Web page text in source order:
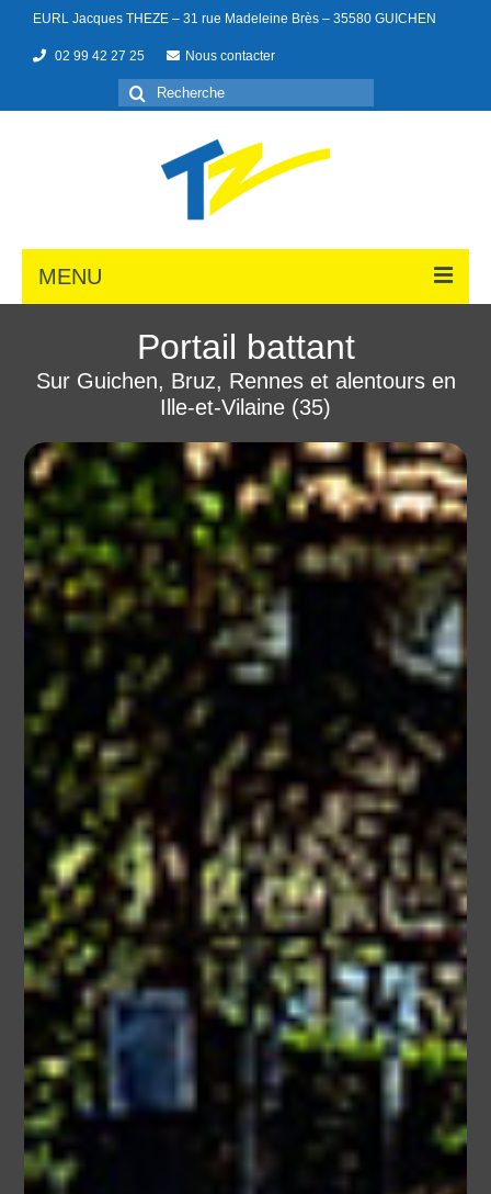
EURL Jacques THEZE – 31 rue Madeleine Brès – 35580 GUICHEN
02 99 42 27 25 Nous contacter
MENU
Portes de garage
Portails
Bien-être extérieur
Interphones
Dépannages
Nos Réalisations
Portail battant
Sur Guichen, Bruz, Rennes et alentours en
Ille-et-Vilaine (35)